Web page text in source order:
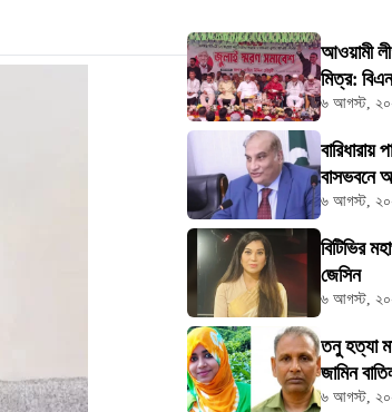
আওয়ামী
মিত্র:
৬ আগস্ট,
বারিধারায়
বাসভবনে
৬ আগস্ট,
বিটিভির
জেসিন
৬ আগস্ট,
তনু হত্যা
জামিন
৬ আগস্ট,